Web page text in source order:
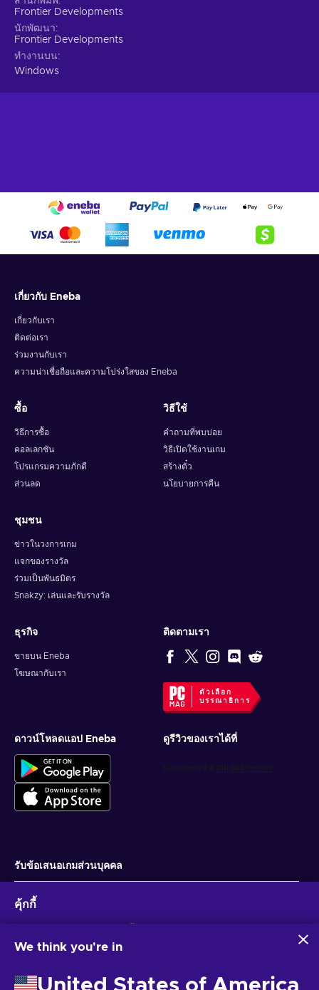
world of Formula One with strategic decisions;
Hire an Experienced Sporting Director.
for a successful race weekend and avoiding costly errors.
Stop award?
and manage your finances wisely. In F1 Manager 2023, you
must make all the big decisions. Will you focus on building a
long-term dynasty or go all-in for a championship in the next
few years? Will you sign young drivers with potential or
you invest in research and development or focus on
improving your team's infrastructure? The choices you make
will have a big impact on your team's success. Can you lead
your team to the top of the podium? Or will you crash and
then you'll love F1 Manager 2023 Steam key!
Frontier Developments
นักพัฒนา
Frontier Developments
ทำงานบน
Windows
เกี่ยวกับ Eneba
เกี่ยวกับเรา
ติดต่อเรา
ร่วมงานกับเรา
ความน่าเชื่อถือและความโปร่งใสของ Eneba
ซื้อ
วิธีการซื้อ
คอลเลกชัน
โปรแกรมความภักดี
ส่วนลด
วิธีใช้
คำถามที่พบบ่อย
วิธีเปิดใช้งานเกม
สร้างตั๋ว
นโยบายการคืน
ชุมชน
ข่าวในวงการเกม
แจกของรางวัล
ร่วมเป็นพันธมิตร
Snakzy: เล่นและรับรางวัล
ธุรกิจ
ขายบน Eneba
โฆษณากับเรา
ติดตามเรา
ตัวเลือก
บรรณาธิการ
ดาวน์โหลดแอป Eneba ดูรีวิวของเราได้ที่
รับข้อเสนอเกมส่วนบุคคล
คุ้กกี้
รวบรวมและวิเคราะห์ข้อมูลเกี่ยวกับผู้ใช้เว็บไซต์นี้ เราใช้ข้อมูลนี้เพื่อ
บุคคลของคุณอาจถูกนำไปใช้เพื่อปรับแต่งโฆษณา
การคลิก 'ยอมรับทั้งหมด' หมายความว่าคุณยินยอมให้ Eneba และ
We think you're in
United States of America